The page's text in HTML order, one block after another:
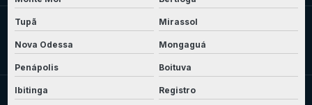
Tupã Mirassol
Nova Odessa Mongaguá
Penápolis Boituva
Ibitinga Registro